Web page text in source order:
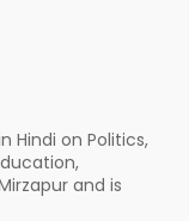
Hindi on Politics,
and is